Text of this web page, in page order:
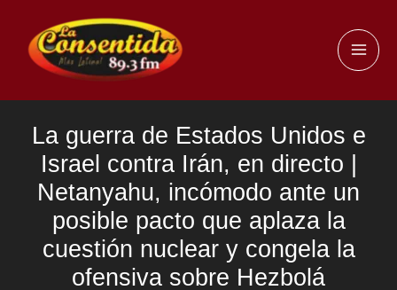
contenido
La guerra de Estados Unidos e
Israel contra Irán, en directo |
Netanyahu, incómodo ante un
posible pacto que aplaza la
cuestión nuclear y congela la
ofensiva sobre Hezbolá